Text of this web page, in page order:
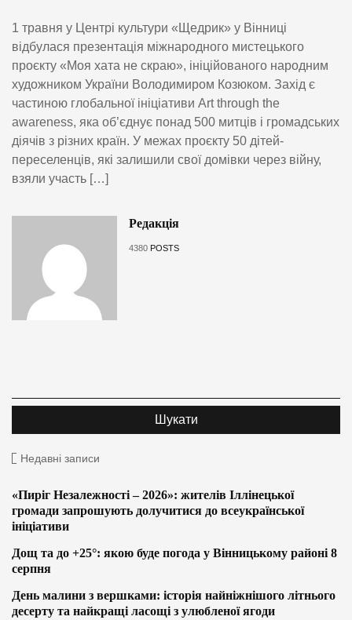
1 травня у Центрі культури «Щедрик» у Вінниці
відбулася презентація міжнародного мистецького
проєкту «Моя хата не скраю», ініційованого народним
художником України Володимиром Козюком. Захід є
частиною глобальної ініціативи Art through the
awareness, яка об’єднує понад 500 митців і громадських
діячів з різних країн. У межах проєкту 50 дітей-
переселенців, які залишили свої домівки через війну,
взяли участь […]
Редакція
4380 POSTS
Недавні записи
«Пиріг Незалежності – 2026»: жителів Іллінецької
громади запрошують долучитися до всеукраїнської
ініціативи
Дощ та до +25°: якою буде погода у Вінницькому районі 8
серпня
День малини з вершками: історія найніжнішого літнього
десерту та найкращі ласощі з улюбленої ягоди